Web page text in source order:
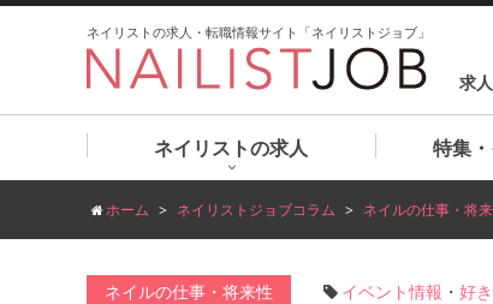
ネイリストの求人・転職情報サイト「ネイリストジョブ」
求
ネイリストの求人 特集
ホーム ネイリストジョブコラム ネイルの仕事・将
ネイルの仕事・将来性 イベント情報 ・ 好